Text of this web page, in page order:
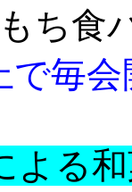
ち食
で毎
よる